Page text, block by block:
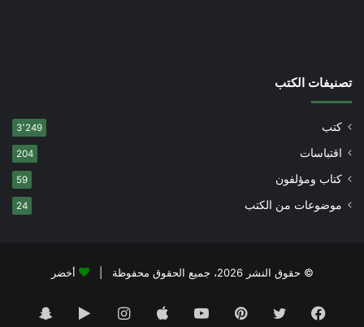
تصنيفات الكتب
كتب 3٬249
اقتباسات 204
كتاب ومؤلفون 59
موضوعات من الكتب 24
© حقوق النشر 2026، جميع الحقوق محفوظة | أخضر
فيسبوك تويتر بينتيريستيوتيوب انستقرام‏Google